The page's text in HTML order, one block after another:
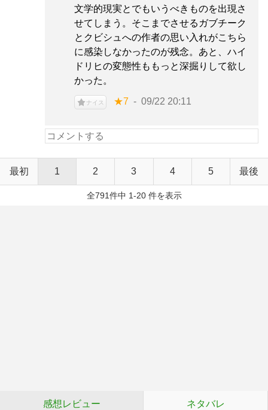
文学的現実とでもいうべきものを出現さ
せてしまう。そこまでさせるガブチーク
とクビシュへの作者の思い入れがこちら
に感染しなかったのが残念。あと、ハイ
ドリヒの変態性ももっと深掘りして欲し
かった。
ナイス ★7 09/22 20:11
最初 1 2 3 4 5 最後
全791件中 1-20 件を表示
感想レビュー ネタバレ